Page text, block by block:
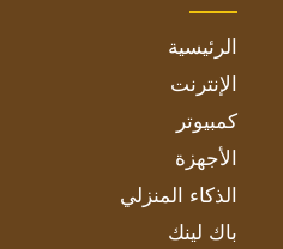
الرئيسية
الإنترنت
كمبيوتر
الأجهزة
الذكاء المنزلي
باك لينك